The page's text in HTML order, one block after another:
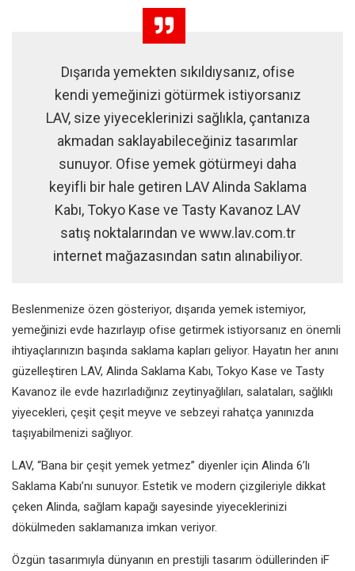
Dışarıda yemekten sıkıldıysanız, ofise
kendi yemeğinizi götürmek istiyorsanız
LAV, size yiyeceklerinizi sağlıkla, çantanıza
akmadan saklayabileceğiniz tasarımlar
sunuyor. Ofise yemek götürmeyi daha
keyifli bir hale getiren LAV Alinda Saklama
Kabı, Tokyo Kase ve Tasty Kavanoz LAV
satış noktalarından ve www.lav.com.tr
internet mağazasından satın alınabiliyor.
Beslenmenize özen gösteriyor, dışarıda yemek istemiyor,
yemeğinizi evde hazırlayıp ofise getirmek istiyorsanız en önemli
ihtiyaçlarınızın başında saklama kapları geliyor. Hayatın her anını
güzelleştiren LAV, Alinda Saklama Kabı, Tokyo Kase ve Tasty
Kavanoz ile evde hazırladığınız zeytinyağlıları, salataları, sağlıklı
yiyecekleri, çeşit çeşit meyve ve sebzeyi rahatça yanınızda
taşıyabilmenizi sağlıyor.
LAV, “Bana bir çeşit yemek yetmez” diyenler için Alinda 6’lı
Saklama Kabı’nı sunuyor. Estetik ve modern çizgileriyle dikkat
çeken Alinda, sağlam kapağı sayesinde yiyeceklerinizi
dökülmeden saklamanıza imkan veriyor.
Özgün tasarımıyla dünyanın en prestijli tasarım ödüllerinden iF